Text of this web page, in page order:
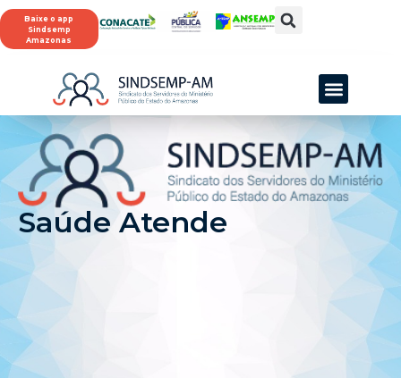
Baixe o app
Sindsemp
Amazonas
Saúde Atende